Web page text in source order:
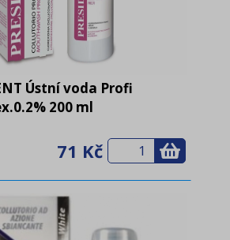
Ústní voda Profi
200 ml
71 Kč